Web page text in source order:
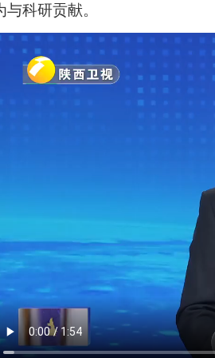
与科研贡献。